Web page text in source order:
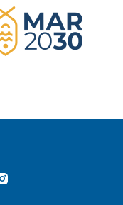
Instagram